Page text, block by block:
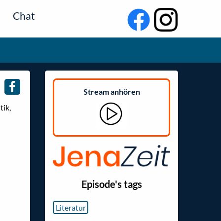
Chat
Stream anhören
Episode's tags
Literatur